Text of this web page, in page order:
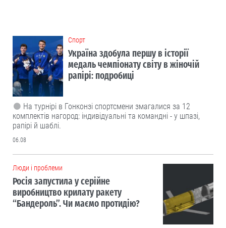
Cпорт
Україна здобула першу в історії
медаль чемпіонату світу в жіночій
рапірі: подробиці
На турнірі в Гонконзі спортсмени змагалися за 12
комплектів нагород: індивідуальні та командні - у шпазі,
рапірі й шаблі.
06.08
Люди і проблеми
Росія запустила у серійне
виробництво крилату ракету
“Бандероль”. Чи маємо протидію?